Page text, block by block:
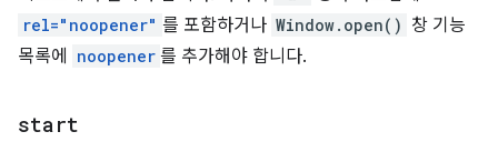
rel="noopener" 를 포함하거나 Window.open() 창 기능
목록에
noopener 를 추가해야 합니다.
start